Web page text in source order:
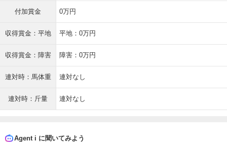
付加賞金 0万円
収得賞金：平地 平地：0万円
収得賞金：障害 障害：0万円
連対時：馬体重 連対なし
連対時：斤量 連対なし
Agent i に聞いてみよう